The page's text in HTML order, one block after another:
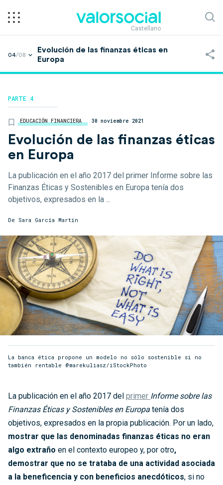
Castellano
04/08
Evolución de las finanzas éticas en
Europa
PARTE 4
EDUCACIÓN FINANCIERA 30 noviembre 2021
Evolución de las finanzas éticas
en Europa
La publicación en el año 2017 del primer Informe sobre las
Finanzas Éticas y Sostenibles en Europa tenía dos
objetivos, expresados en la ...
De Sara García Martín
La banca ética propone un modelo no sólo sostenible si no
también rentable @marekuliasz/iStockPhoto
La publicación en el año 2017 del primer Informe sobre las
Finanzas Éticas y Sostenibles en Europa tenía dos
objetivos, expresados en la propia publicación. Por un lado,
mostrar que las denominadas finanzas éticas no eran
algo extraño en el contexto europeo y, por otro,
demostrar que no se trataba de una actividad asociada
a la beneficencia y con beneficios anecdóticos, si no